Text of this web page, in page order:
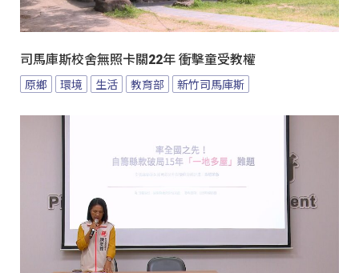
司馬庫斯校舍無照卡關22年 衝擊童受教權
原鄉 環境 生活 教育部 新竹司馬庫斯